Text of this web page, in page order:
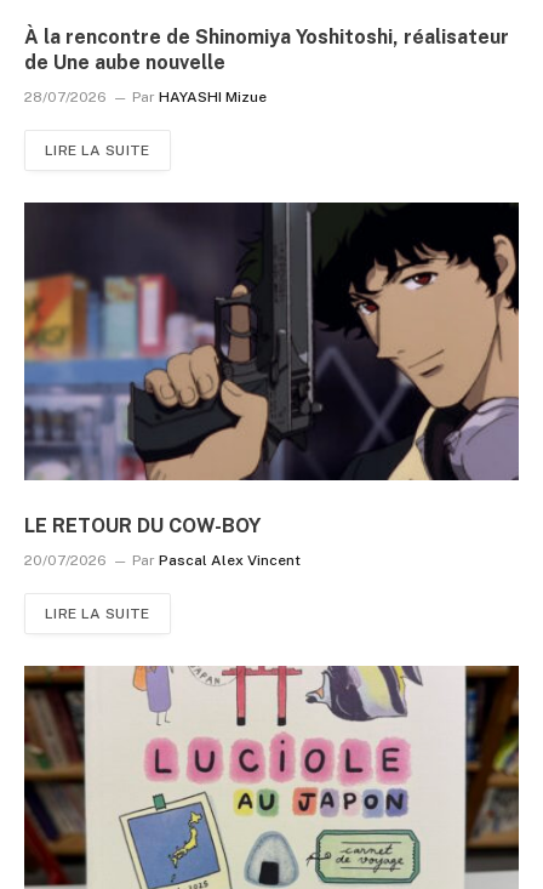
À la rencontre de Shinomiya Yoshitoshi, réalisateur
de Une aube nouvelle
28/07/2026 Par HAYASHI Mizue
LIRE LA SUITE
LE RETOUR DU COW-BOY
20/07/2026 Par Pascal Alex Vincent
LIRE LA SUITE